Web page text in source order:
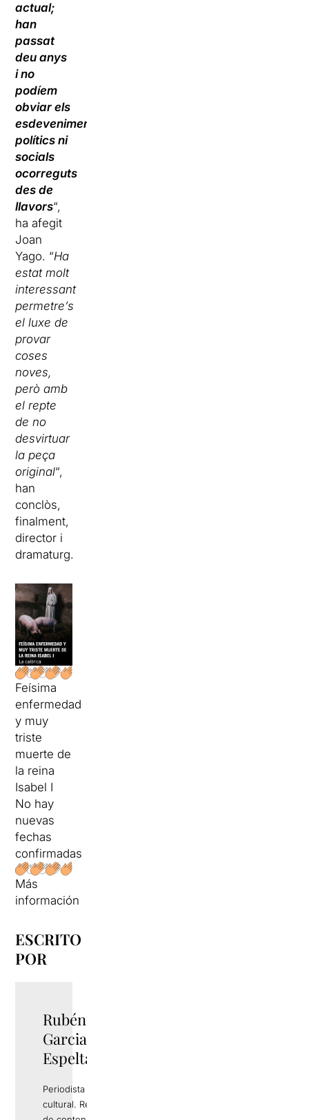
actual;
han
passat
deu anys
i no
podíem
obviar els
esdeveniments
polítics ni
socials
ocorreguts
des de
llavors“,
ha afegit
Joan
Yago. “Ha
estat molt
interessant
permetre’s
el luxe de
provar
coses
noves,
però amb
el repte
de no
desvirtuar
la peça
original“,
han
conclòs,
finalment,
director i
dramaturg.
Feísima
enfermedad
y muy
triste
muerte de
la reina
Isabel I
No hay
nuevas
fechas
confirmadas
Más
información
ESCRITO
POR
Rubén
Garcia
Espelta
Periodista y gestor
cultural. Responsable